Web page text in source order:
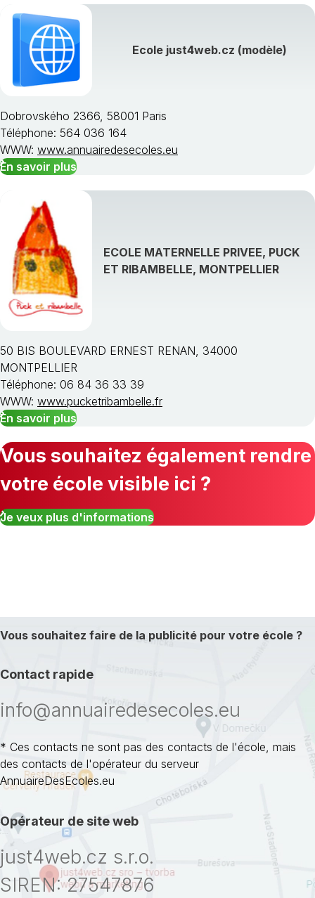
Ecole just4web.cz (modèle)
Dobrovského 2366, 58001 Paris
Téléphone: 564 036 164
WWW: www.annuairedesecoles.eu
En savoir plus
ECOLE MATERNELLE PRIVEE, PUCK
ET RIBAMBELLE, MONTPELLIER
50 BIS BOULEVARD ERNEST RENAN, 34000
MONTPELLIER
Téléphone: 06 84 36 33 39
WWW: www.pucketribambelle.fr
En savoir plus
Vous souhaitez également rendre
votre école visible ici ?
Je veux plus d'informations
Vous souhaitez faire de la publicité pour votre école ?
Contact rapide
info@annuairedesecoles.eu
* Ces contacts ne sont pas des contacts de l'école, mais
des contacts de l'opérateur du serveur
AnnuaireDesEcoles.eu
Opérateur de site web
just4web.cz s.r.o.
SIREN: 27547876